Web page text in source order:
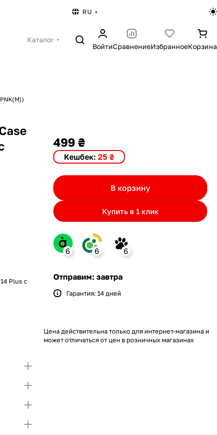
RU
Каталог
ВойтиСравнениеИзбранноеКорзина
Plus с
499 ₴
Кешбек: 25 ₴
В корзину
Купить в 1 клик
6 6
части платежа и Первого
6
сумму нужно внести Первым взносом
Отправим: завтра
Гарантия: 14 дней
Цена действительна только для интернет-магазина и
может отличаться от цен в розничных магазинах